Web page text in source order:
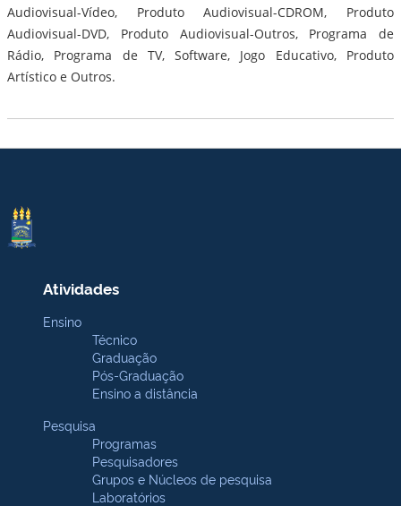
Audiovisual-Vídeo, Produto Audiovisual-CDROM, Produto
Audiovisual-DVD, Produto Audiovisual-Outros, Programa de
Rádio, Programa de TV, Software, Jogo Educativo, Produto
Artístico e Outros.
Atividades
Ensino
Técnico
Graduação
Pós-Graduação
Ensino a distância
Pesquisa
Programas
Pesquisadores
Grupos e Núcleos de pesquisa
Laboratórios